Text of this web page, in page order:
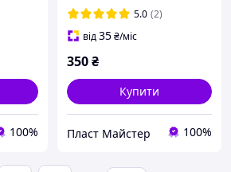
100%
5.0 (2)
від35₴/міс
350₴
Купити
Пласт Майстер 100%